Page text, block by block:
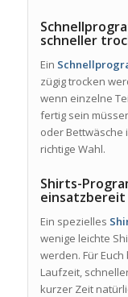
schneller
Ein
zügig trocken
wenn einzelne
fertig sein
oder Bettwäsche
richtige Wahl.
Shirts-
einsatzbereit
Ein spezielles
wenige leichte
werden. Für
Laufzeit,
kurzer Zeit